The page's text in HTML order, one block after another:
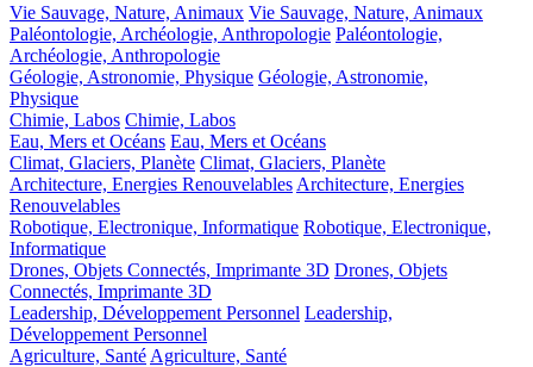
Vie Sauvage, Nature, Animaux Vie Sauvage, Nature, Animaux
Paléontologie, Archéologie, Anthropologie Paléontologie,
Archéologie, Anthropologie
Géologie, Astronomie, Physique Géologie, Astronomie,
Physique
Chimie, Labos Chimie, Labos
Eau, Mers et Océans Eau, Mers et Océans
Climat, Glaciers, Planète Climat, Glaciers, Planète
Architecture, Energies Renouvelables Architecture, Energies
Renouvelables
Robotique, Electronique, Informatique Robotique, Electronique,
Informatique
Drones, Objets Connectés, Imprimante 3D Drones, Objets
Connectés, Imprimante 3D
Leadership, Développement Personnel Leadership,
Développement Personnel
Agriculture, Santé Agriculture, Santé